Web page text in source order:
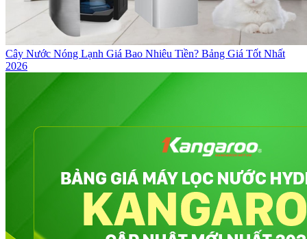
Cây Nước Nóng Lạnh Giá Bao Nhiêu Tiền? Bảng Giá Tốt Nhất
2026